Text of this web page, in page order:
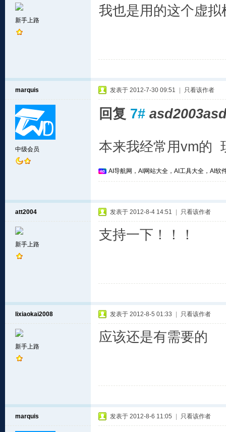
新手上路
我也是用的这个虚拟
marquis
中级会员
发表于 2012-7-30 09:51 只看该作者
回复 7#
本来我经常用vm的
AI导航网，AI网站大全，AI工具大全，AI软
att2004
新手上路
发表于 2012-8-4 14:51 只看该作者
支持一下！！！
lixiaokai2008
新手上路
发表于 2012-8-5 01:33 只看该作者
应该还是有需要的
marquis 发表于 2012-8-6 11:05 只看该作者